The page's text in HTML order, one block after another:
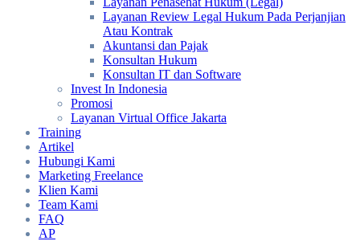
Layanan Review Legal Hukum Pada Perjanjian
Atau Kontrak
Akuntansi dan Pajak
Konsultan Hukum
Konsultan IT dan Software
Invest In Indonesia
Promosi
Layanan Virtual Office Jakarta
Training
Artikel
Hubungi Kami
Marketing Freelance
Klien Kami
Team Kami
FAQ
AP